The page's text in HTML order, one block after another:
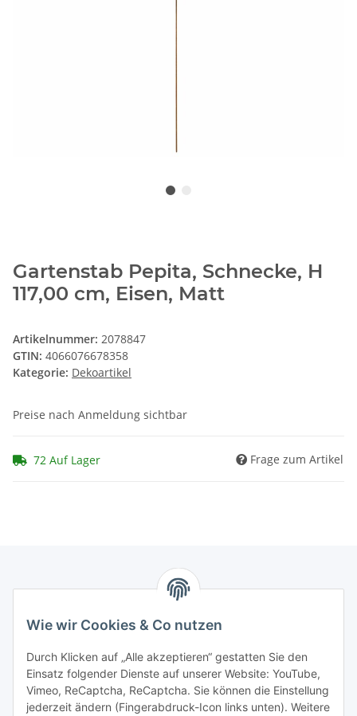
Wie wir Cookies & Co nutzen
Durch Klicken auf „Alle akzeptieren“ gestatten Sie den
Einsatz folgender Dienste auf unserer Website: YouTube,
Vimeo, ReCaptcha, ReCaptcha. Sie können die Einstellung
jederzeit ändern (Fingerabdruck-Icon links unten). Weitere
Gartenstab Pepita, Schnecke, H
117,00 cm, Eisen, Matt
Artikelnummer: 2078847
GTIN: 4066076678358
Kategorie: Dekoartikel
Preise nach Anmeldung sichtbar
72 Auf Lager Frage zum Artikel
Marmey Aktionswaren
Markus Meyer
Fritz-Wallis-Str. 13
28832 Achim
Telefon: +4915142420171